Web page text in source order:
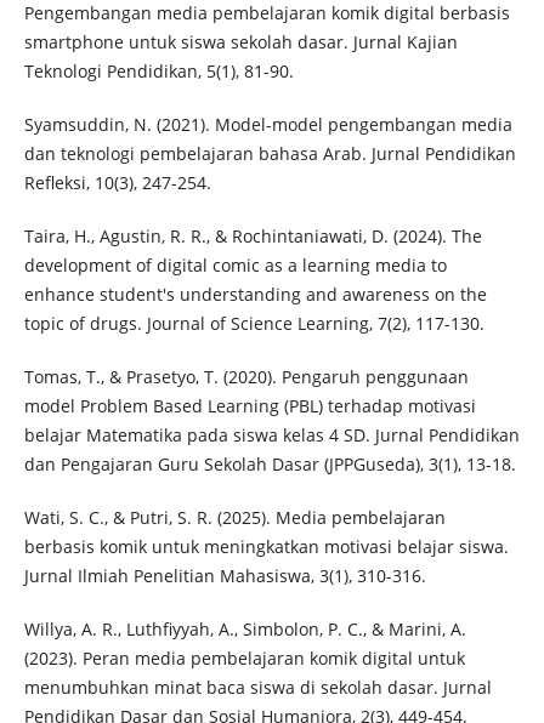
Pengembangan media pembelajaran komik digital berbasis
smartphone untuk siswa sekolah dasar. Jurnal Kajian
Teknologi Pendidikan, 5(1), 81-90.
Syamsuddin, N. (2021). Model-model pengembangan media
dan teknologi pembelajaran bahasa Arab. Jurnal Pendidikan
Refleksi, 10(3), 247-254.
Taira, H., Agustin, R. R., & Rochintaniawati, D. (2024). The
development of digital comic as a learning media to
enhance student's understanding and awareness on the
topic of drugs. Journal of Science Learning, 7(2), 117-130.
Tomas, T., & Prasetyo, T. (2020). Pengaruh penggunaan
model Problem Based Learning (PBL) terhadap motivasi
belajar Matematika pada siswa kelas 4 SD. Jurnal Pendidikan
dan Pengajaran Guru Sekolah Dasar (JPPGuseda), 3(1), 13-18.
Wati, S. C., & Putri, S. R. (2025). Media pembelajaran
berbasis komik untuk meningkatkan motivasi belajar siswa.
Jurnal Ilmiah Penelitian Mahasiswa, 3(1), 310-316.
Willya, A. R., Luthfiyyah, A., Simbolon, P. C., & Marini, A.
(2023). Peran media pembelajaran komik digital untuk
menumbuhkan minat baca siswa di sekolah dasar. Jurnal
Pendidikan Dasar dan Sosial Humaniora, 2(3), 449-454.